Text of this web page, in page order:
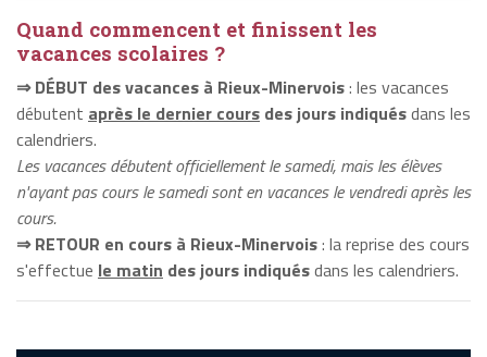
Quand commencent et finissent les
vacances scolaires ?
⇒ DÉBUT des vacances à Rieux-Minervois: les vacances
débutent après le dernier cours des jours indiquésdans les
calendriers.
Les vacances débutent officiellement le samedi, mais les élèves
n'ayant pas cours le samedi sont en vacances le vendredi après les
cours.
⇒ RETOUR en cours à Rieux-Minervois: la reprise des cours
s'effectue le matin des jours indiquésdans les calendriers.